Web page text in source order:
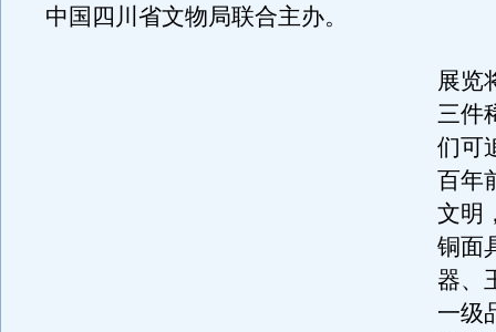
中国四川省文物局联合主办。
展览
三件
们可
百年
文明
铜面
器、
一级